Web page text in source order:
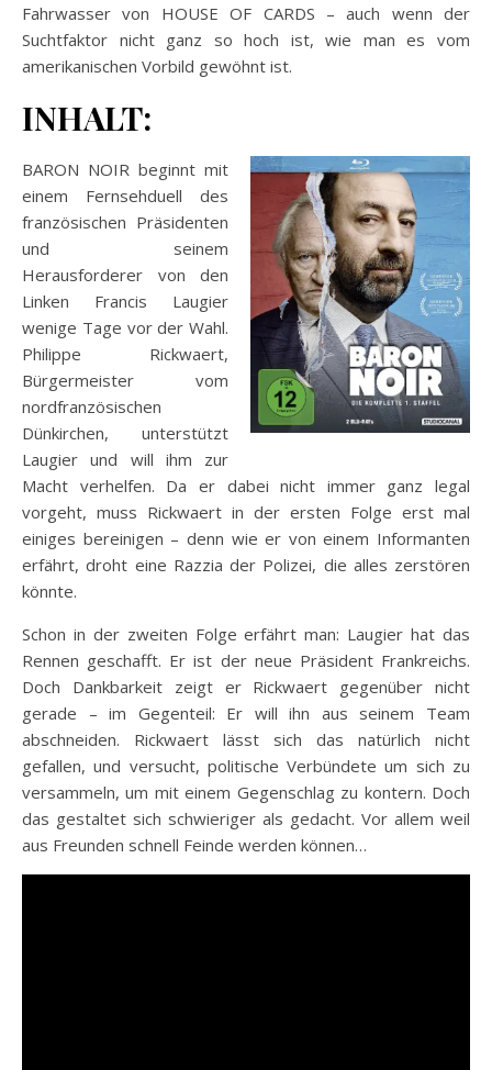
Fahrwasser von HOUSE OF CARDS – auch wenn der
Suchtfaktor nicht ganz so hoch ist, wie man es vom
amerikanischen Vorbild gewöhnt ist.
INHALT:
BARON NOIR beginnt mit
einem Fernsehduell des
französischen Präsidenten
und seinem
Herausforderer von den
Linken Francis Laugier
wenige Tage vor der Wahl.
Philippe Rickwaert,
Bürgermeister vom
nordfranzösischen
Dünkirchen, unterstützt
Laugier und will ihm zur
Macht verhelfen. Da er dabei nicht immer ganz legal
vorgeht, muss Rickwaert in der ersten Folge erst mal
einiges bereinigen – denn wie er von einem Informanten
erfährt, droht eine Razzia der Polizei, die alles zerstören
könnte.
Schon in der zweiten Folge erfährt man: Laugier hat das
Rennen geschafft. Er ist der neue Präsident Frankreichs.
Doch Dankbarkeit zeigt er Rickwaert gegenüber nicht
gerade – im Gegenteil: Er will ihn aus seinem Team
abschneiden. Rickwaert lässt sich das natürlich nicht
gefallen, und versucht, politische Verbündete um sich zu
versammeln, um mit einem Gegenschlag zu kontern. Doch
das gestaltet sich schwieriger als gedacht. Vor allem weil
aus Freunden schnell Feinde werden können…